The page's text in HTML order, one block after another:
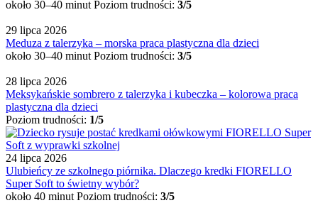
około 30–40 minut Poziom trudności: 3/5
29 lipca 2026
Meduza z talerzyka – morska praca plastyczna dla dzieci
około 30–40 minut Poziom trudności: 3/5
28 lipca 2026
Meksykańskie sombrero z talerzyka i kubeczka – kolorowa praca
plastyczna dla dzieci
Poziom trudności: 1/5
24 lipca 2026
Ulubieńcy ze szkolnego piórnika. Dlaczego kredki FIORELLO
Super Soft to świetny wybór?
około 40 minut Poziom trudności: 3/5